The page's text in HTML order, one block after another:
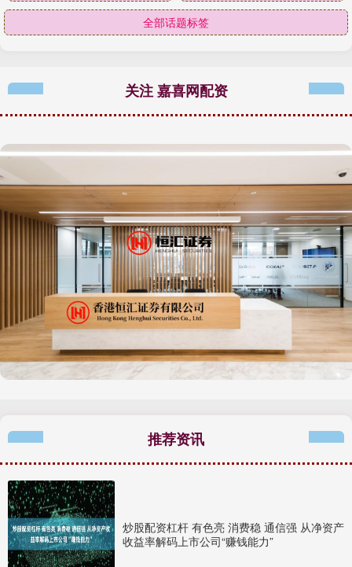
全部话题标签
关注 嘉喜网配资
推荐资讯
炒股配资杠杆 有色亮 消费稳 通信强 从净资产
收益率解码上市公司“赚钱能力”